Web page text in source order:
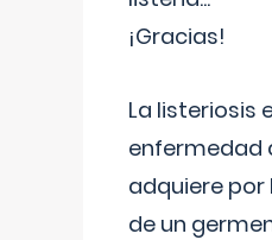
¡Gracias!
La listeriosis
enfermedad
adquiere por
de un